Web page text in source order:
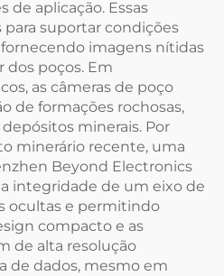
de aplicação. Essas
para suportar condições
fornecendo imagens nítidas
dos poços. Em
as câmeras de poço
de formações rochosas,
minerais. Por
minerário recente, uma
Beyond Electronics
integridade de um eixo de
ocultas e permitindo
compacto e as
de alta resolução
de dados, mesmo em